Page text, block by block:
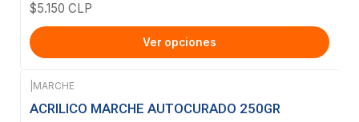
$5.150 CLP
Ver opciones
MARCHE
ACRILICO MARCHE AUTOCURADO 250GR